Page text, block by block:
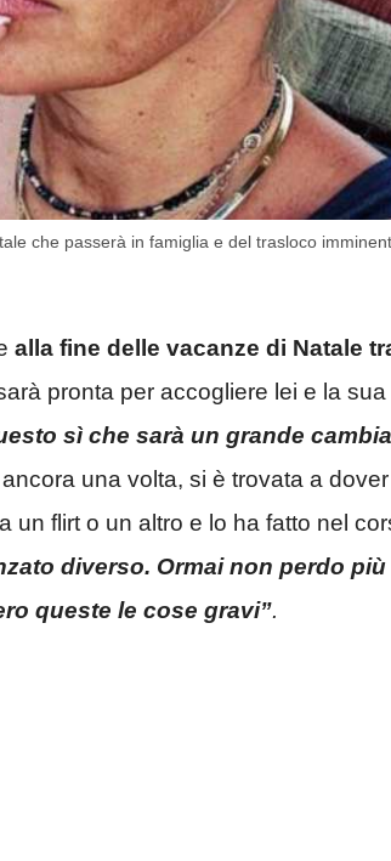
che passerà in famiglia e del trasloco
alla fine delle vacanze di Natale
pronta per accogliere lei e la
sì che sarà un grande
una volta, si è trovata a
un flirt o un altro e lo ha fatto nel
diverso. Ormai non perdo
queste le cose gravi”.